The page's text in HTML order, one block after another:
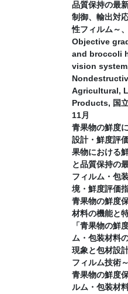
品質保持の最
制御、輸出対
性フィルム～
Objective
and broccoli
vision
Agricultural,
Products, 国
11月
青果物の鮮度
設計・鮮度評
果物における
と品質保持の
フィルム・包
境・鮮度評価
青果物の鮮度
材料の機能と
「青果物の鮮
ム・包装材料
現象と包材設
フィルム技術
青果物の鮮度
ルム・包装材